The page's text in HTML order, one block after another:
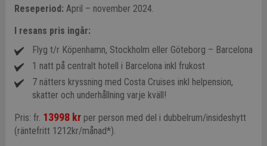
Reseperiod: April – november 2024.
I resans pris ingår:
Flyg t/r Köpenhamn, Stockholm eller Göteborg – Barcelona
1 natt på centralt hotell i Barcelona inkl frukost
7 nätters kryssning med Costa Cruises inkl helpension,
skatter och underhållning varje kväll!
Pris: fr. 13998 krper person med del i dubbelrum/insideshytt
(räntefritt 1212kr/månad*).